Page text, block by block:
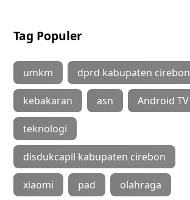
Tag Populer
umkm dprd kabupaten cirebon
kebakaran asn Android TV
teknologi
disdukcapil kabupaten cirebon
xiaomi pad olahraga